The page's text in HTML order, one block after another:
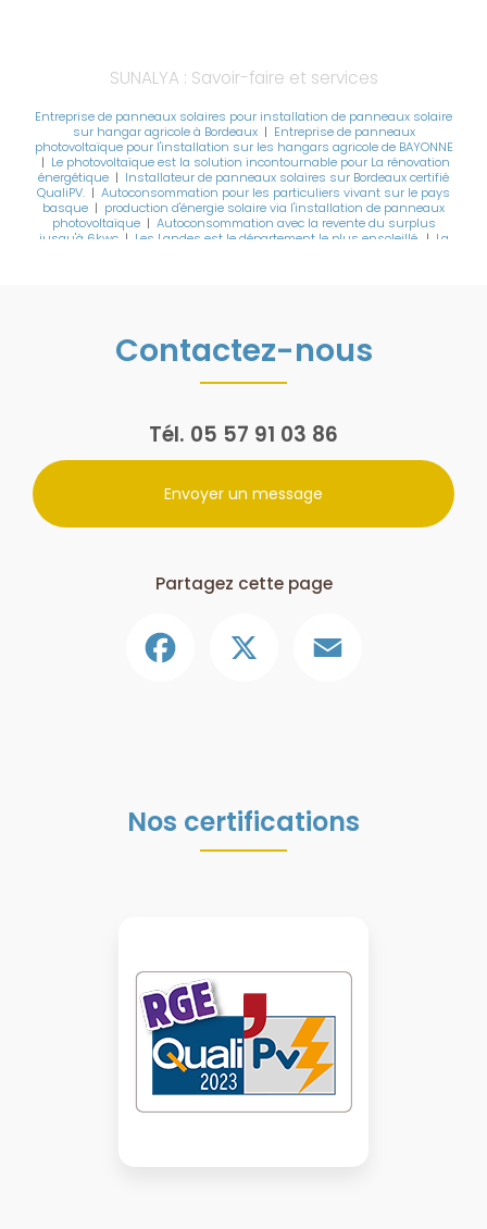
SUNALYA : Savoir-faire et services
Entreprise de panneaux solaires pour installation de panneaux solaire
sur hangar agricole à Bordeaux| Entreprise de panneaux
photovoltaïque pour l'installation sur les hangars agricole de BAYONNE
| Le photovoltaïque est la solution incontournable pour La rénovation
énergétique | Installateur de panneaux solaires sur Bordeaux certifié
QualiPV. | Autoconsommation pour les particuliers vivant sur le pays
basque | production d'énergie solaire via l'installation de panneaux
photovoltaïque| Autoconsommation avec la revente du surplus
jusqu'à 6kwc| Les Landes est le département le plus ensoleillé. | La
Contactez-nous
Tél. 05 57 91 03 86
Envoyer un message
Partagez cette page
Nos certifications